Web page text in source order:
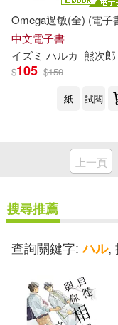
黄金の黒山羊(3)
029(2)
Absolute AI
Ayuayu（あゆ
Boutique-
Brough彌生(2)
ブレイブ文庫
ベースボール
ポプラ社(1)
マール社(1)
モデルアート社
ヤマハミュー
Omega過敏(全) (電子
中文電子書
イズミ ハルカ 熊次郎
$105 $150
紙
試閱
上一頁
搜尋推薦
查詢關鍵字:ハル,